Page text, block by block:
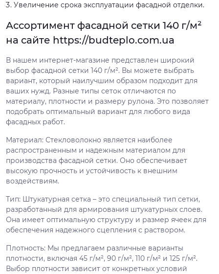
Увеличение срока эксплуатации фасадной отделки.
Ассортимент фасадной сетки 140 г/м²
на сайте https://budteplo.com.ua
В нашем интернет-магазине представлен широкий
выбор фасадной сетки 140 г/м². Вы можете выбрать
вариант, который наилучшим образом подходит для
ваших нужд. Разные типы сеток отличаются по
материалу, плотности и размеру рулона. Это позволяет
подобрать оптимальный вариант для любого вида
фасадных работ.
Материал: Стекловолокно является наиболее
распространенным и надежным материалом для
производства фасадной сетки. Оно обеспечивает
высокую прочность и устойчивость к внешним
воздействиям.
Тип: Штукатурная сетка – это специальный тип сетки,
разработанный для армирования штукатурных слоев.
Она имеет оптимальную структуру и размер ячеек для
обеспечения надежного сцепления с раствором.
Плотность: Мы предлагаем различные варианты
плотности, включая 45 г/м², 90 г/м², 110 г/м² и 125 г/м².
Выбор плотности зависит от конкретных условий